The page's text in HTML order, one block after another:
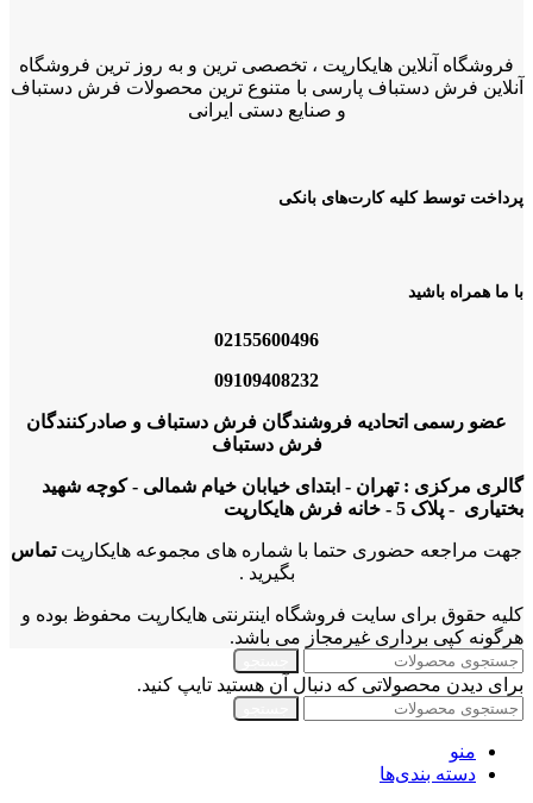
فروشگاه آنلاین هایکارپت ، تخصصی ترین و به روز ترین فروشگاه
آنلاین فرش دستباف پارسی با متنوع ترین محصولات فرش دستباف
و صنایع دستی ایرانی
پرداخت توسط کلیه کارت‌های بانکی
با ما همراه باشید
02155600496
09109408232
عضو رسمی اتحادیه فروشندگان فرش دستباف و صادرکنندگان
فرش دستباف
گالری مرکزی : تهران - ابتدای خیابان خیام شمالی - کوچه شهید
بختیاری - پلاک 5 - خانه فرش هایکارپت
جهت مراجعه حضوری حتما با شماره های مجموعه هایکارپتتماس
بگیرید .
کلیه حقوق برای سایت فروشگاه اینترنتی هایکارپت محفوظ بوده و
هرگونه کپی برداری غیرمجاز می باشد.
برای دیدن محصولاتی که دنبال آن هستید تایپ کنید.
منو
دسته بندی‌ها